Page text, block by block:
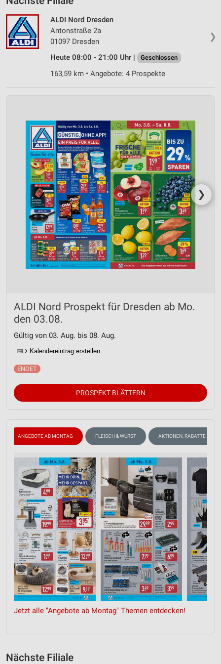
❯
ALDI Nord Dresden
Antonstraße 2a
01097 Dresden
Heute 08:00 - 21:00 Uhr |
Geschlossen
163,59 km • Angebote: 4 Prospekte
❯
ALDI Nord Prospekt für Dresden ab Mo.
den 03.08.
Gültig von 03. Aug. bis 08. Aug.
📅 Kalendereintrag erstellen
PROSPEKT BLÄTTERN
ANGEBOTE AB MONTAG FLEISCH & WURST AKTIONEN, RABATTE &
Jetzt alle "Angebote ab Montag" Themen entdecken!
Nächste Filiale